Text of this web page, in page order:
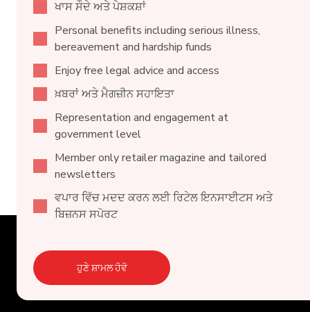
ਖਾਸ ਸੌਦੇ ਅਤੇ ਪੇਸ਼ਕਸ਼ਾਂ
Personal benefits including serious illness,
bereavement and hardship funds
Enjoy free legal advice and access
ਖ਼ਬਰਾਂ ਅਤੇ ਮੈਗਜ਼ੀਨ ਸਹਾਇਤਾ
Representation and engagement at
government level
Member only retailer magazine and tailored
newsletters
ਵਪਾਰ ਵਿੱਚ ਮਦਦ ਕਰਨ ਲਈ ਰਿਟੇਲ ਇਨਸਾਈਟਸ ਅਤੇ
ਬਿਜ਼ਨਸ ਸਪੋਰਟ
ਹੁਣੇ ਸ਼ਾਮਲ ਹੋਵੋ